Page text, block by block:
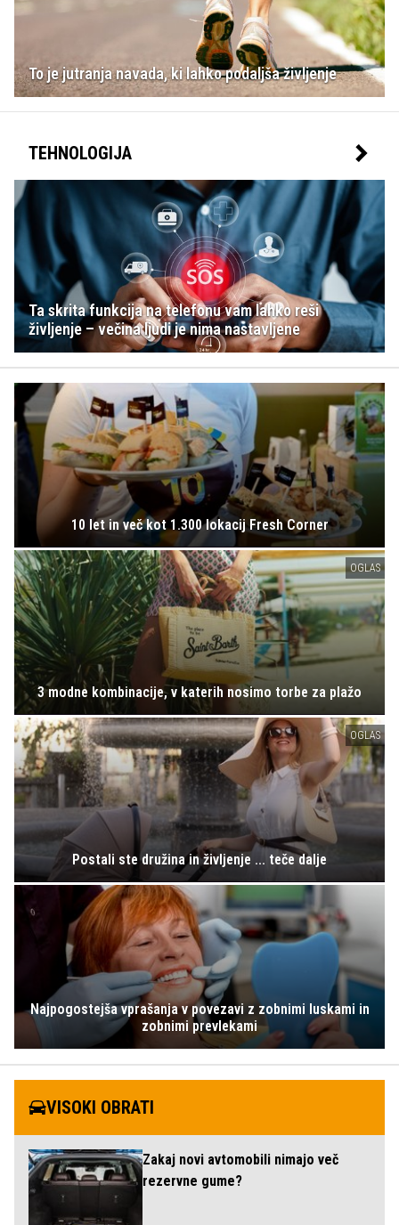
To je jutranja navada, ki lahko podaljša življenje
TEHNOLOGIJA
Ta skrita funkcija na telefonu vam lahko reši
življenje – večina ljudi je nima nastavljene
10 let in več kot 1.300 lokacij Fresh Corner
OGLAS
3 modne kombinacije, v katerih nosimo torbe za plažo
OGLAS
Postali ste družina in življenje ... teče dalje
Najpogostejša vprašanja v povezavi z zobnimi luskami in
zobnimi prevlekami
VISOKI OBRATI
Zakaj novi avtomobili nimajo več
rezervne gume?